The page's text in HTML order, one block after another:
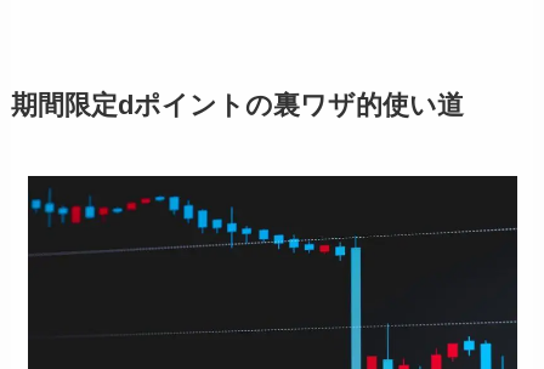
期間限定dポイントの裏ワザ的使い道